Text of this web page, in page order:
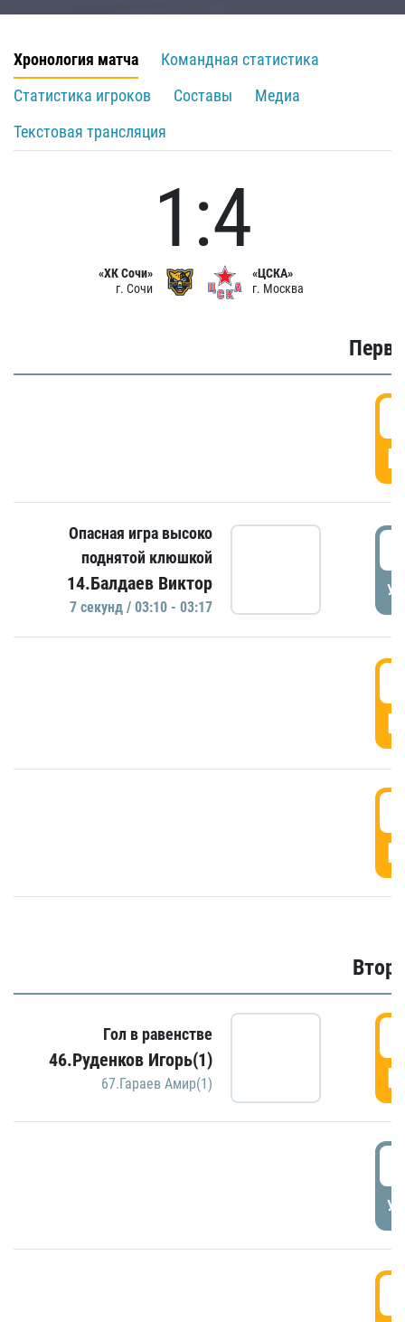
Хронология матча
Командная статистика
Статистика игроков
Составы
Медиа
Текстовая трансляция
«ХК Сочи»
г. Сочи
1:4
«ЦСКА»
г. Москва
Опасная игра высоко
поднятой клюшкой
14.Балдаев Виктор
7 секунд / 03:10 - 03:17
Гол в равенстве
46.Руденков Игорь(1)
67.Гараев Амир(1)